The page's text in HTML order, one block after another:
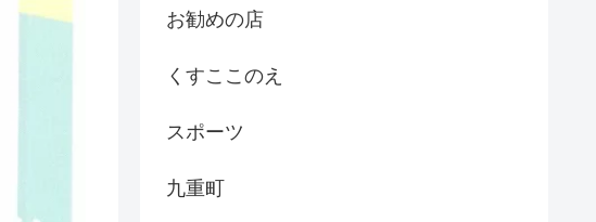
お勧めの店
くすここのえ
スポーツ
九重町